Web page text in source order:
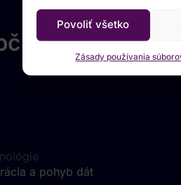
Povoliť všetko
Zásady používania
hodnotu
a pohyb dát